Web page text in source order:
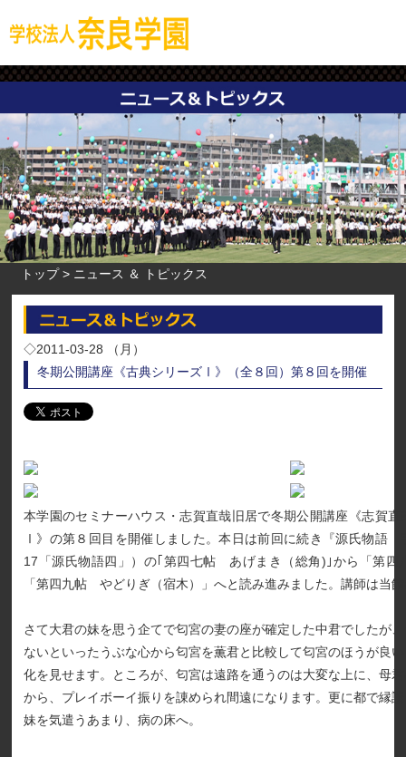
トップ ニュース ＆ トピックス
◇2011-03-28 （月）
冬期公開講座《古典シリーズⅠ》（全８回）第８回を開催
本学園のセミナーハウス・志賀直哉旧居で冬期公開講座《志賀
Ⅰ》の第８回目を開催しました。本日は前回に続き『源氏物語
17「源氏物語四」）の｢第四七帖 あげまき（総角)｣から「第
「第四九帖 やどりぎ（宿木）」へと読み進みました。講師は当
さて大君の妹を思う企てで匂宮の妻の座が確定した中君でしたが
ないといったうぶな心から匂宮を薫君と比較して匂宮のほうが良
化を見せます。ところが、匂宮は遠路を通うのは大変な上に、母
から、プレイボーイ振りを諌められ間遠になります。更に都で縁
妹を気遣うあまり、病の床へ。